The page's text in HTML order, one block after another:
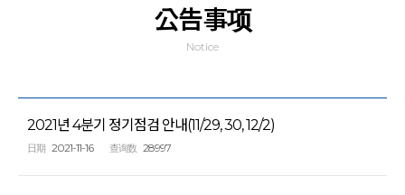
公告事项
Notice
2021년 4분기 정기점검 안내(11/29, 30, 12/2)
日期 2021-11-16 查询数 28997